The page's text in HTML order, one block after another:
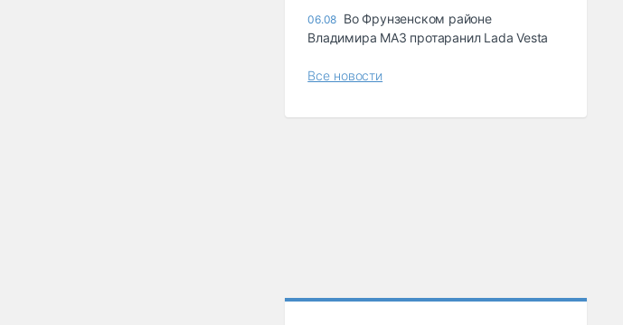
06.08 Во Фрунзенском районе
Владимира МАЗ протаранил Lada Vesta
Все новости